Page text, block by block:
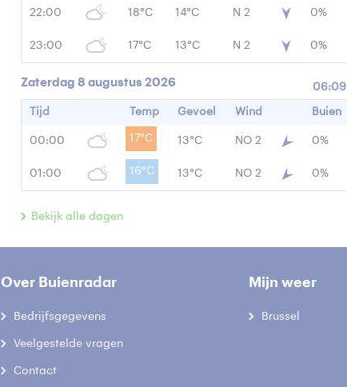
22:00 18°C 14°C N 2 0%
23:00 17°C 13°C N 2 0%
Zaterdag 8 augustus 2026 06:09
Tijd Temp Gevoel Wind Buien
00:00 17°C 13°C NO 2 0%
01:00 16°C 13°C NO 2 0%
Bekijk alle dagen
Over Buienradar
Bedrijfsgegevens
Veelgestelde vragen
Contact
Mijn weer
Brussel